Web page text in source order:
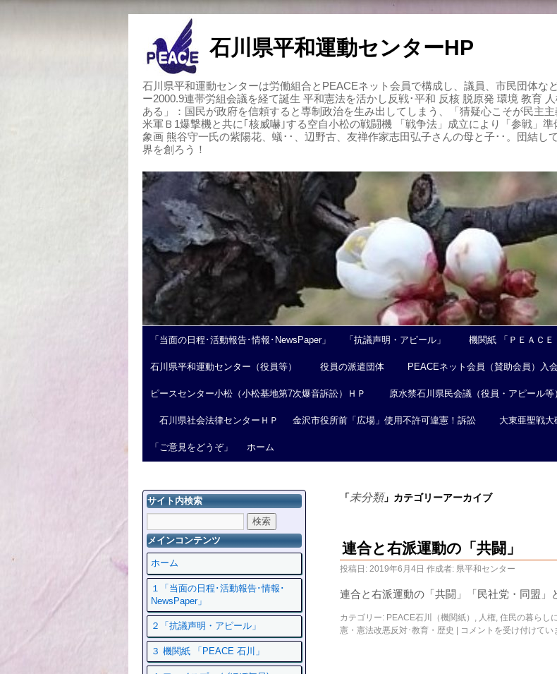
石川県平和運動センターHP
石川県平和運動センターは労働組合とPEACEネット会員で構成し、議員、市民団体な
ー2000.9連帯労組会議を経て誕生 平和憲法を活かし反戦･平和 反核 脱原発 環境 教育
ある」：国民が政府を信頼すると専制政治を生み出してしまう、「猜疑心こそが民主
米軍Ｂ1爆撃機と共に｢核威嚇｣する空自小松の戦闘機 「戦争法」成立により「参戦」
象画 熊谷守一氏の紫陽花、蟻･･、辺野古、友禅作家志田弘子さんの母と子･･。団結し
界を創ろう！
「当面の日程･活動報告･情報･NewsPaper」 「抗議声明・アピール」 機関紙 「ＰＥＡＣＥ
石川県平和運動センター（役員等） 役員の派遣団体 PEACEネット会員（賛助会員）入
ピースセンター小松（小松基地第7次爆音訴訟）ＨＰ 原水禁石川県民会議（役員・アピール等
石川県社会法律センターＨＰ 金沢市役所前「広場」使用不許可違憲！訴訟 大東亜聖戦大
「ご意見をどうぞ」 ホーム
「未分類」カテゴリーアーカイブ
連合と右派運動の「共闘」
投稿日: 2019年6月4日 作成者: 県平和センター
連合と右派運動の「共闘」「民社党・同盟」
カテゴリー: PEACE石川（機関紙） , 人権, 住民の暮らし
憲・憲法改悪反対･教育・歴史
コメントを受け付けてい
サイト内検索
メインコンテンツ
ホーム
１「当面の日程･活動報告･情報･
NewsPaper」
２「抗議声明・アピール」
３ 機関紙 「PEACE 石川」